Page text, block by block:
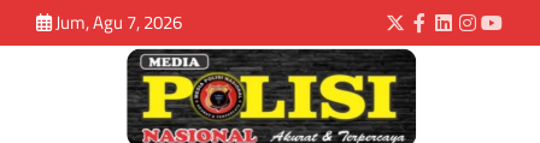
Jum, Agu 7, 2026